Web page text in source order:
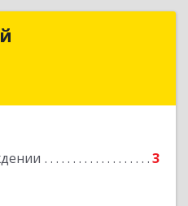
3
Юрданов Андрей
Подробнее